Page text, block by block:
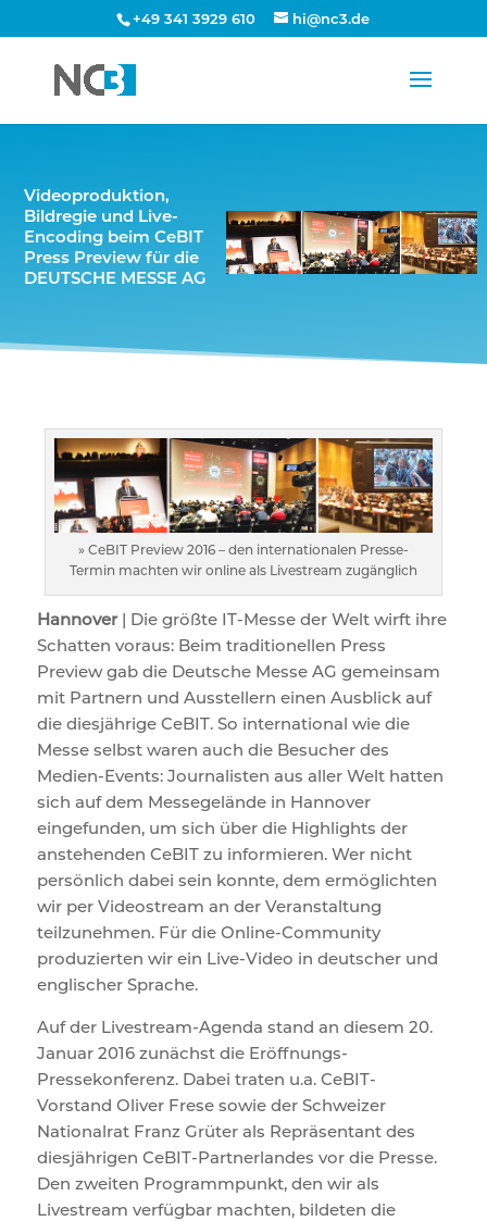
+49 341 3929 610 hi@nc3.de
Videoproduktion,
Bildregie und Live-
Encoding beim CeBIT
Press Preview für die
DEUTSCHE MESSE AG
» CeBIT Preview 2016 – den internationalen Presse-
Termin machten wir online als Livestream zugänglich
Hannover| Die größte IT-Messe der Welt wirft ihre
Schatten voraus: Beim traditionellen Press
Preview gab die Deutsche Messe AG gemeinsam
mit Partnern und Ausstellern einen Ausblick auf
die diesjährige CeBIT. So international wie die
Messe selbst waren auch die Besucher des
Medien-Events: Journalisten aus aller Welt hatten
sich auf dem Messegelände in Hannover
eingefunden, um sich über die Highlights der
anstehenden CeBIT zu informieren. Wer nicht
persönlich dabei sein konnte, dem ermöglichten
wir per Videostream an der Veranstaltung
teilzunehmen. Für die Online-Community
produzierten wir ein Live-Video in deutscher und
englischer Sprache.
Auf der Livestream-Agenda stand an diesem 20.
Januar 2016 zunächst die Eröffnungs-
Pressekonferenz. Dabei traten u.a. CeBIT-
Vorstand Oliver Frese sowie der Schweizer
Nationalrat Franz Grüter als Repräsentant des
diesjährigen CeBIT-Partnerlandes vor die Presse.
Den zweiten Programmpunkt, den wir als
Livestream verfügbar machten, bildeten die